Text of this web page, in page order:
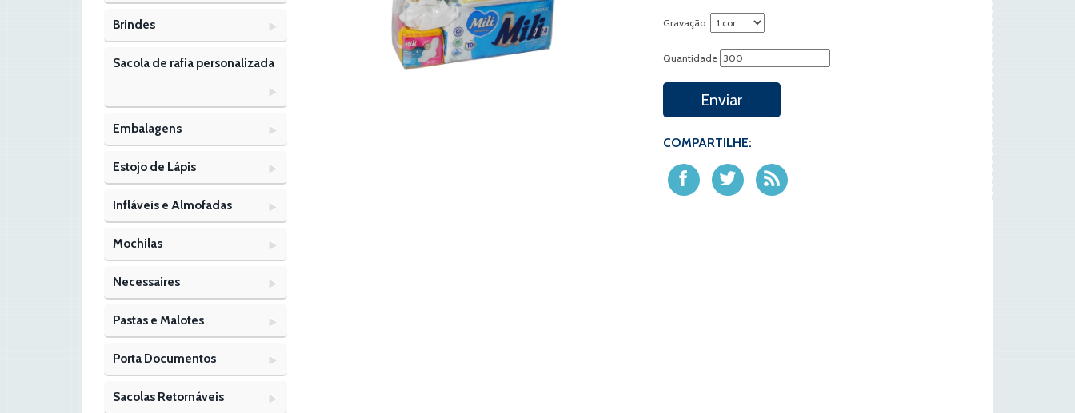
Brindes
Sacola de rafia personalizada
Embalagens
Estojo de Lápis
Infláveis e Almofadas
Mochilas
Necessaires
Pastas e Malotes
Porta Documentos
Sacolas Retornáveis
Gravação:
Quantidade
Enviar
COMPARTILHE: